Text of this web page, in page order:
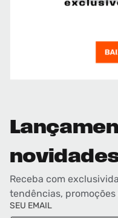
Receba com
tendências,
SEU EMAIL